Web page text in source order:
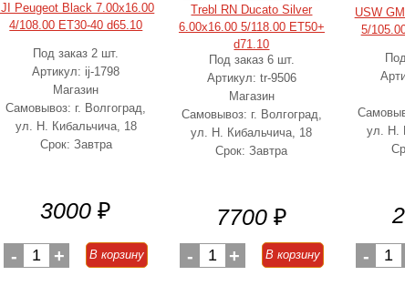
IJI Peugeot Black 7.00x16.00
4/108.00 ET30-40 d65.10
Под заказ 2 шт.
Артикул: ij-1798
Магазин
Самовывоз: г. Волгоград,
ул. Н. Кибальчича, 18
Срок: Завтра
3000 ₽
- 1 + В корзину
Trebl RN Ducato Silver
6.00x16.00 5/118.00 ET50+
d71.10
Под заказ 6 шт.
Артикул: tr-9506
Магазин
Самовывоз: г. Волгоград,
ул. Н. Кибальчича, 18
Срок: Завтра
7700 ₽
- 1 + В корзину
USW
5/
ул. Н.
- 1